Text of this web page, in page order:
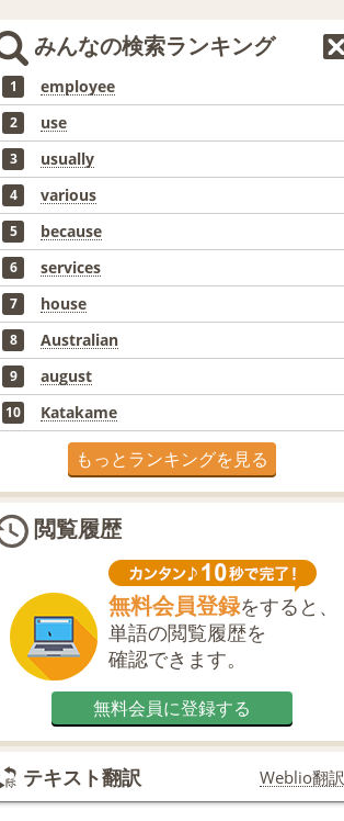
みんなの検索ランキング
1 employee
2 use
3 usually
4 various
5 because
6 services
7 house
8 Australian
9 august
10 Katakame
もっとランキングを見る
閲覧履歴
無料会員登録をすると、
単語の閲覧履歴を
確認できます。
無料会員に登録する
テキスト翻訳 Weblio翻訳